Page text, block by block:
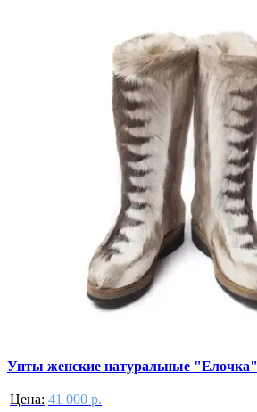
Унты женские натуральные "Елочка"
Цена: 41 000 р.